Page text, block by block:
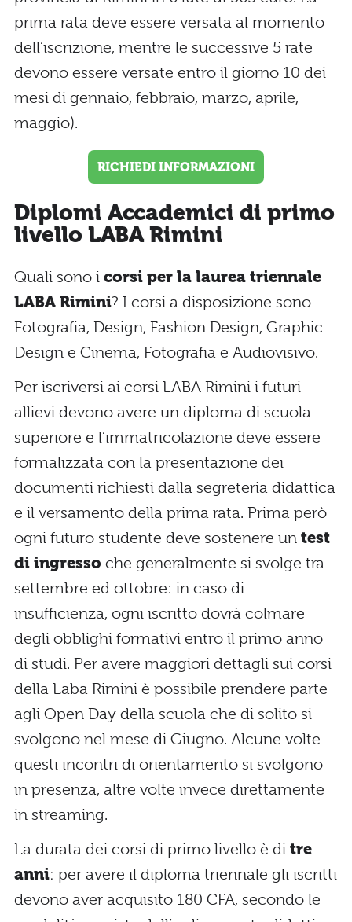
prima rata deve essere versata al momento
dell’iscrizione, mentre le successive 5 rate
devono essere versate entro il giorno 10 dei
mesi di gennaio, febbraio, marzo, aprile,
maggio).
RICHIEDI INFORMAZIONI
Diplomi Accademici di primo
livello LABA Rimini
Quali sono i corsi per la laurea triennale
LABA Rimini? I corsi a disposizione sono
Fotografia, Design, Fashion Design, Graphic
Design e Cinema, Fotografia e Audiovisivo.
Per iscriversi ai corsi LABA Rimini i futuri
allievi devono avere un diploma di scuola
superiore e l’immatricolazione deve essere
formalizzata con la presentazione dei
documenti richiesti dalla segreteria didattica
e il versamento della prima rata. Prima però
ogni futuro studente deve sostenere un test
di ingresso che generalmente si svolge tra
settembre ed ottobre: in caso di
insufficienza, ogni iscritto dovrà colmare
degli obblighi formativi entro il primo anno
di studi. Per avere maggiori dettagli sui corsi
della Laba Rimini è possibile prendere parte
agli Open Day della scuola che di solito si
svolgono nel mese di Giugno. Alcune volte
questi incontri di orientamento si svolgono
in presenza, altre volte invece direttamente
in streaming.
La durata dei corsi di primo livello è di tre
anni: per avere il diploma triennale gli iscritti
devono aver acquisito 180 CFA, secondo le